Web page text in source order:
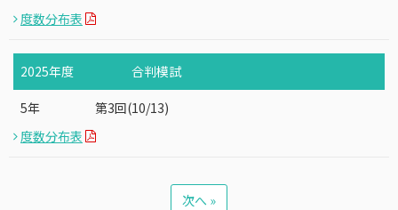
度数分布表
2025年度 合判模試
5年
第3回(10/13)
度数分布表
次へ »